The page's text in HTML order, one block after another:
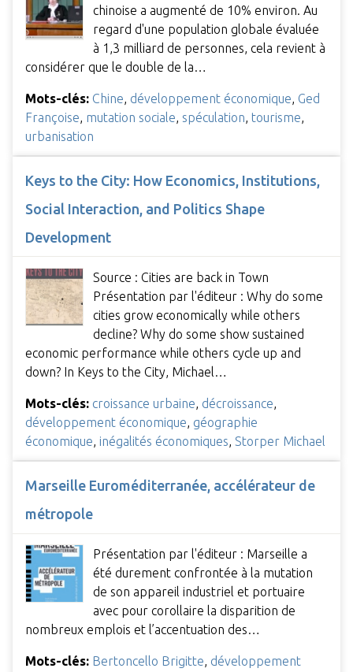
chinoise a augmenté de 10% environ. Au
regard d'une population globale évaluée
à 1,3 milliard de personnes, cela revient à
considérer que le double de la…
Mots-clés: Chine développement économique Ged
Françoise mutation sociale spéculation tourisme
urbanisation
Keys to the City: How Economics, Institutions,
Social Interaction, and Politics Shape
Development
Source : Cities are back in Town
Présentation par l'éditeur : Why do some
cities grow economically while others
decline? Why do some show sustained
economic performance while others cycle up and
down? In Keys to the City, Michael…
Mots-clés: croissance urbaine, décroissance,
développement économique, géographie
économique, inégalités économiques, Storper Michael
Marseille Euroméditerranée, accélérateur de
métropole
Présentation par l'éditeur : Marseille a
été durement confrontée à la mutation
de son appareil industriel et portuaire
avec pour corollaire la disparition de
nombreux emplois et l’accentuation des…
Mots-clés: Bertoncello Brigitte, développement